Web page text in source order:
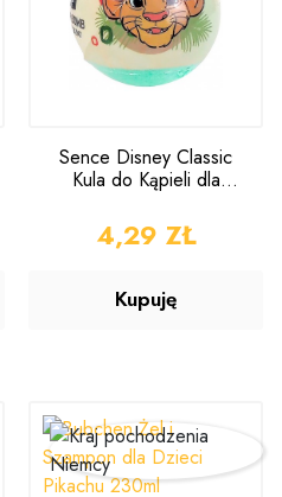
Sence Disney Classic
Kula do Kąpieli dla
CENA
4,29 ZŁ
Kupuję